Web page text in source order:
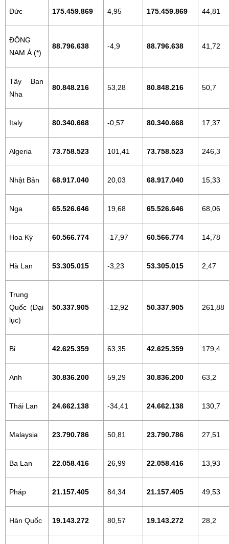
Đức 175.459.869 4,95 175.459.869 44,81
ĐÔNG
NAM Á (*)
88.796.638 -4,9 88.796.638 41,72
Tây Ban
Nha
80.848.216 53,28 80.848.216 50,7
Italy 80.340.668 -0,57 80.340.668 17,37
Algeria 73.758.523 101,41 73.758.523 246,3
Nhật Bản 68.917.040 20,03 68.917.040 15,33
Nga 65.526.646 19,68 65.526.646 68,06
Hoa Kỳ 60.566.774 -17,97 60.566.774 14,78
Hà Lan 53.305.015 -3,23 53.305.015 2,47
Trung
Quốc (Đại
lục)
50.337.905 -12,92 50.337.905 261,88
Bỉ 42.625.359 63,35 42.625.359 179,4
Anh 30.836.200 59,29 30.836.200 63,2
Thái Lan 24.662.138 -34,41 24.662.138 130,7
Malaysia 23.790.786 50,81 23.790.786 27,51
Ba Lan 22.058.416 26,99 22.058.416 13,93
Pháp 21.157.405 84,34 21.157.405 49,53
Hàn Quốc 19.143.272 80,57 19.143.272 28,2